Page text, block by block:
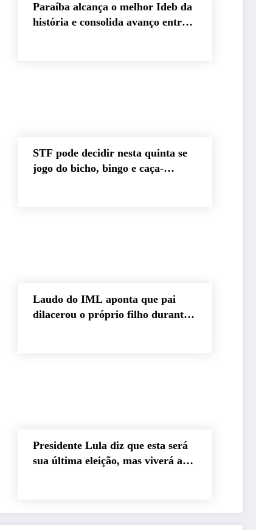
Paraíba alcança o melhor Ideb da
história e consolida avanço entre
STF pode decidir nesta quinta se
jogo do bicho, bingo e caça-
Laudo do IML aponta que pai
dilacerou o próprio filho durante
Presidente Lula diz que esta será
sua última eleição, mas viverá até